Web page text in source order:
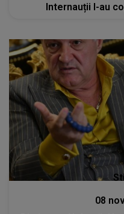
Internauții l-au
08